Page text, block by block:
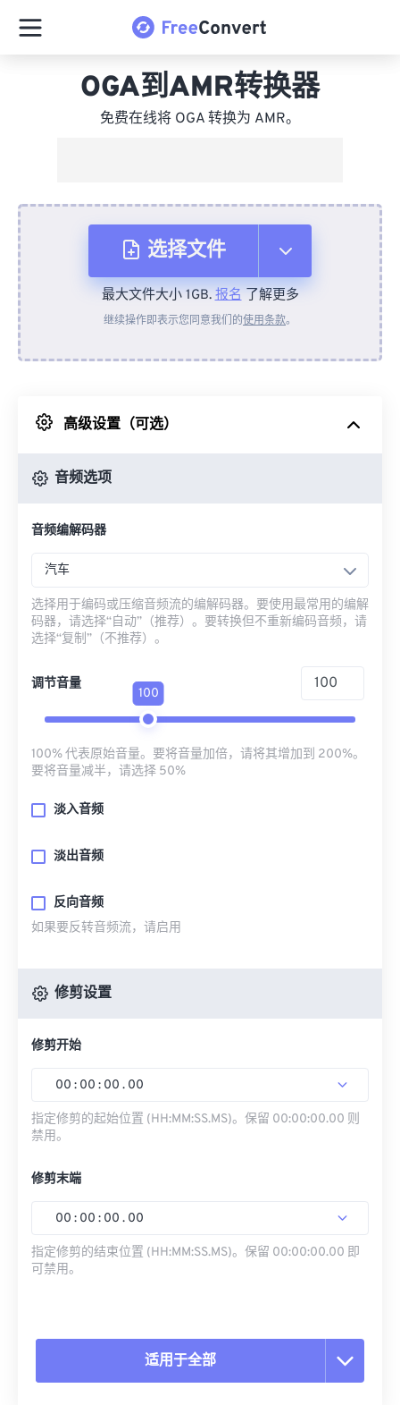
OGA到AMR转换器
免费在线将 OGA 转换为 AMR。
选择文件
从设备
来自 Google Drive
最大文件大小 1GB.报名了解更多
继续操作即表示您同意我们的使用条款。
高级设置（可选）
音频选项
音频编解码器
汽车
选择用于编码或压缩音频流的编解码器。要使用最常用的编解
码器，请选择“自动”（推荐）。要转换但不重新编码音频，请
选择“复制”（不推荐）。
调节音量
100
100% 代表原始音量。要将音量加倍，请将其增加到 200%。
要将音量减半，请选择 50%
淡入音频
淡出音频
反向音频
如果要反转音频流，请启用
修剪设置
修剪开始
00 : 00 : 00 . 00
指定修剪的起始位置 (HH:MM:SS.MS)。保留 00:00:00.00 则
禁用。
修剪末端
00 : 00 : 00 . 00
指定修剪的结束位置 (HH:MM:SS.MS)。保留 00:00:00.00 即
可禁用。
适用于全部